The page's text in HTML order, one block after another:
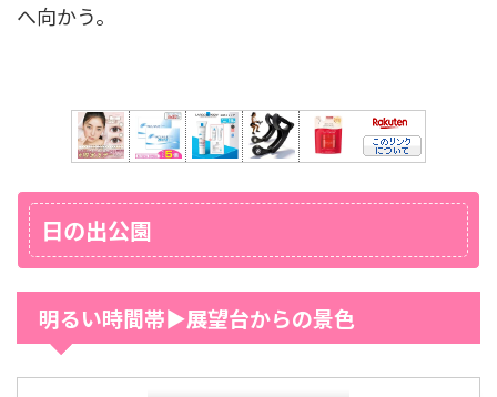
へ向かう。
日の出公園
明るい時間帯▶展望台からの景色